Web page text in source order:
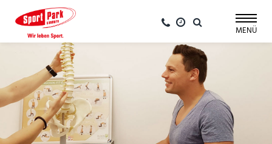
Navigation
überspringen
MENÜ